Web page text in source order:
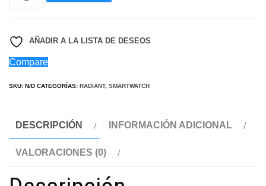
SQUARE
IP
BLACK
AÑADIR A LA LISTA DE DESEOS
Compare
SKU: N/D CATEGORÍAS: RADIANT, SMARTWATCH
DESCRIPCIÓN INFORMACIÓN ADICIONAL
VALORACIONES (0)